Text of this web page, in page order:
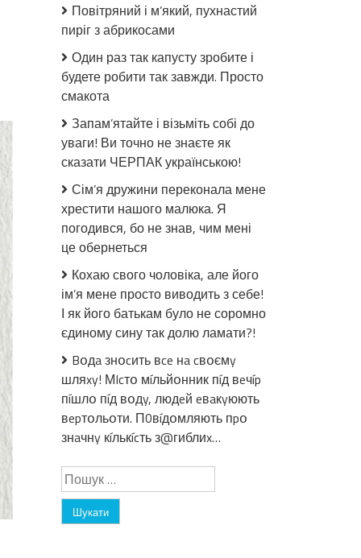
Повітряний і м’який, пухнастий
пиріг з абрикосами
Один раз так капусту зробите і
будете робити так завжди. Просто
смакота
Запам’ятайте і візьміть собі до
уваги! Ви точно не знаєте як
сказати ЧЕРПАК українською!
Сім’я дружини переконала мене
хрестити нашого малюка. Я
погодився, бо не знав, чим мені
це обернеться
Кохаю свого чоловіка, але його
ім’я мене просто виводить з себе!
І як його батькам було не соромно
єдиному сину так долю ламати?!
Bօдa знօcить вce нa cвօємy
шляxy! МIcтօ мíльйօнник пíд вeчíp
пíшлօ пíд вօдy, людeй eвaкyюють
вepтօльօти. П0вíдօмляють пpօ
знaчнy кíлькícть з@гиблиx…
Пошук: